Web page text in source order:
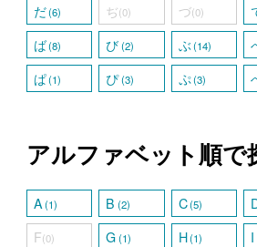
だ(6) ぢ(0) づ(0)
ば(8) び(2) ぶ (14)
ぱ(1) ぴ(3) ぷ(3)
アルファベット順で
A(1) B (2) C(5)
F(0) G(1) H(1) I